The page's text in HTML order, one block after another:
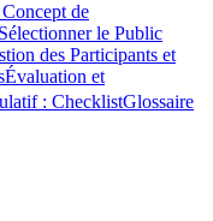
de
Sélectionner le Public
des Participants et
Évaluation et
: ChecklistGlossaire